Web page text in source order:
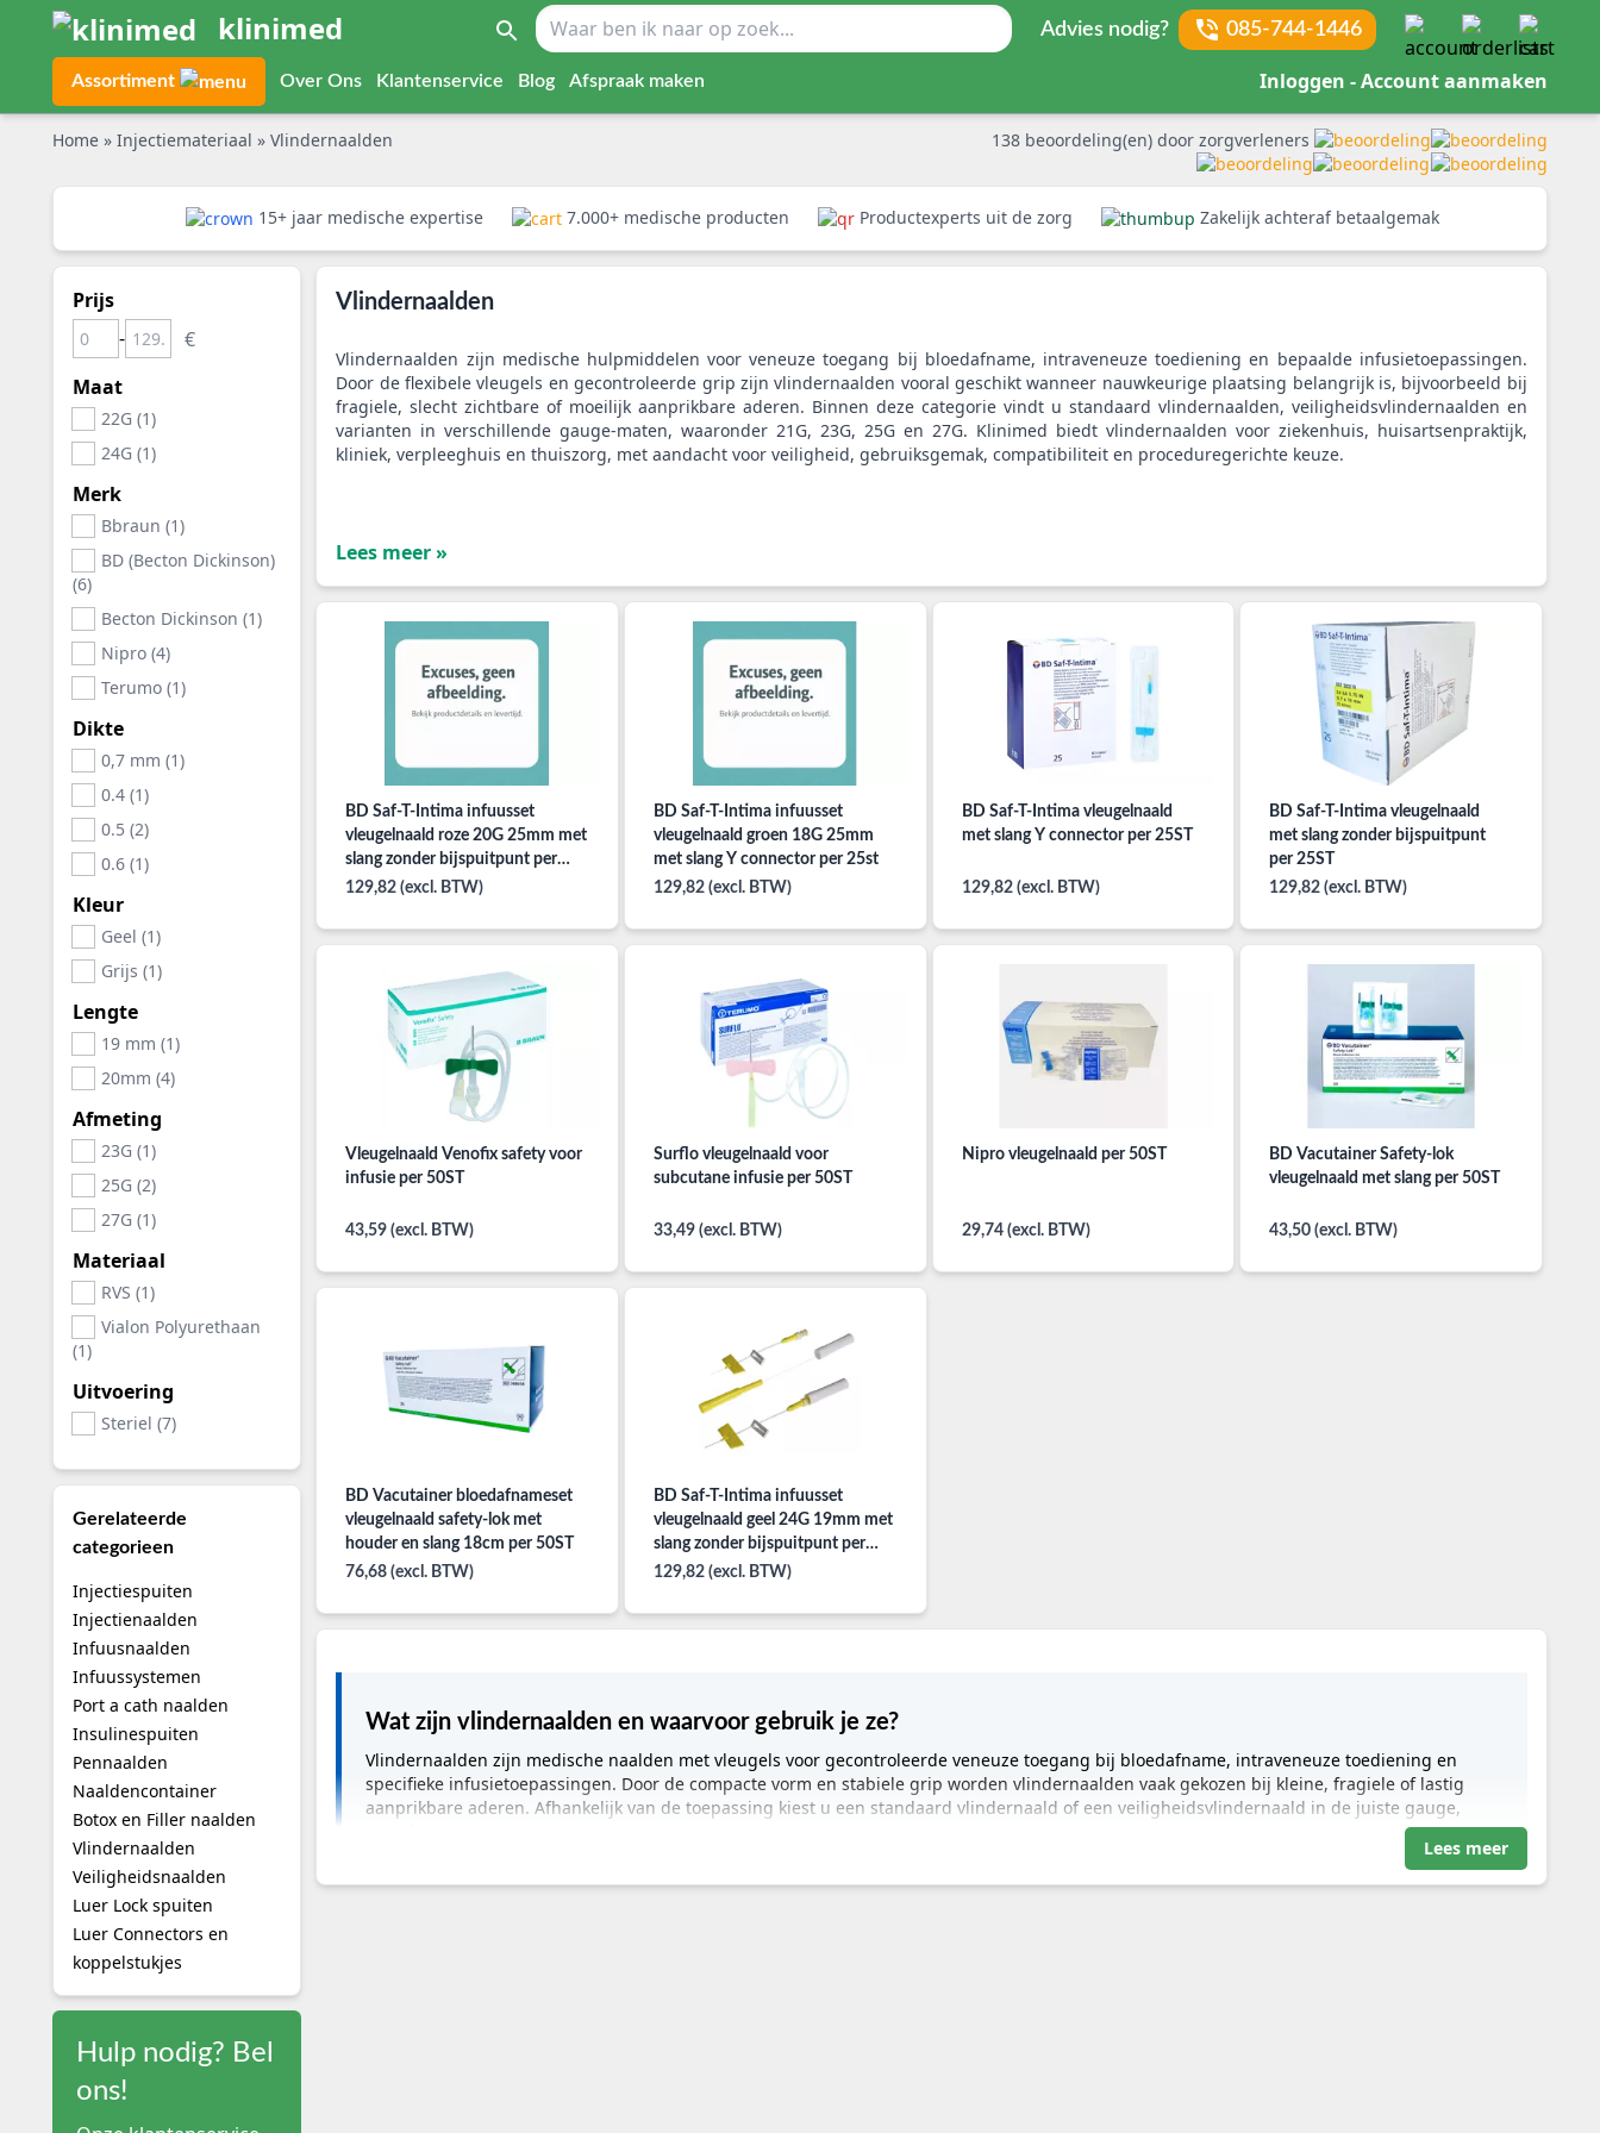
klinimed Advies nodig? 085-744-1446
Assortiment Over Ons Klantenservice Blog Afspraak maken Inloggen - Account aanmaken
Home » Injectiemateriaal » Vlindernaalden 138 beoordeling(en) door zorgverleners
15+ jaar medische expertise 7.000+ medische producten Productexperts uit de zorg Zakelijk achteraf betaalgemak
Prijs
-
Maat
22G (1)
24G (1)
Merk
Bbraun (1)
BD (Becton Dickinson)
(6)
Becton Dickinson (1)
Nipro (4)
Terumo (1)
Dikte
0,7 mm (1)
0.4 (1)
0.5 (2)
0.6 (1)
Kleur
Geel (1)
Grijs (1)
Lengte
19 mm (1)
20mm (4)
Afmeting
23G (1)
25G (2)
27G (1)
Materiaal
RVS (1)
Vialon Polyurethaan
(1)
Uitvoering
Steriel (7)
Gerelateerde
categorieen
Injectiespuiten
Injectienaalden
Infuusnaalden
Infuussystemen
Port a cath naalden
Insulinespuiten
Pennaalden
Naaldencontainer
Botox en Filler naalden
Vlindernaalden
Veiligheidsnaalden
Luer Lock spuiten
Luer Connectors en
koppelstukjes
Hulp nodig? Bel
ons!
Vlindernaalden
Vlindernaalden zijn medische hulpmiddelen voor veneuze toegang bij bloedafname, intraveneuze toediening en bepaalde infusietoepassingen.
Door de flexibele vleugels en gecontroleerde grip zijn vlindernaalden vooral geschikt wanneer nauwkeurige plaatsing belangrijk is, bijvoorbeeld bij
fragiele, slecht zichtbare of moeilijk aanprikbare aderen. Binnen deze categorie vindt u standaard vlindernaalden, veiligheidsvlindernaalden en
varianten in verschillende gauge-maten, waaronder 21G, 23G, 25G en 27G. Klinimed biedt vlindernaalden voor ziekenhuis, huisartsenpraktijk,
kliniek, verpleeghuis en thuiszorg, met aandacht voor veiligheid, gebruiksgemak, compatibiliteit en proceduregerichte keuze.
Lees meer »
BD Saf-T-Intima infuusset
vleugelnaald roze 20G 25mm met
slang zonder bijspuitpunt per
25ST
129,82 (excl. BTW)
BD Saf-T-Intima infuusset
vleugelnaald groen 18G 25mm
met slang Y connector per 25st
129,82 (excl. BTW)
BD Saf-T-Intima vleugelnaald
met slang Y connector per 25ST
129,82 (excl. BTW)
BD Saf-T-Intima vleugelnaald
met slang zonder bijspuitpunt
per 25ST
129,82 (excl. BTW)
Vleugelnaald Venofix safety voor
infusie per 50ST
43,59 (excl. BTW)
Surflo vleugelnaald voor
subcutane infusie per 50ST
33,49 (excl. BTW)
Nipro vleugelnaald per 50ST
29,74 (excl. BTW)
BD Vacutainer Safety-lok
vleugelnaald met slang per 50ST
43,50 (excl. BTW)
BD Vacutainer bloedafnameset
vleugelnaald safety-lok met
houder en slang 18cm per 50ST
76,68 (excl. BTW)
BD Saf-T-Intima infuusset
vleugelnaald geel 24G 19mm met
slang zonder bijspuitpunt per
25ST
129,82 (excl. BTW)
Wat zijn vlindernaalden en waarvoor gebruik je ze?
Vlindernaalden zijn medische naalden met vleugels voor gecontroleerde veneuze toegang bij bloedafname, intraveneuze toediening en
specifieke infusietoepassingen. Door de compacte vorm en stabiele grip worden vlindernaalden vaak gekozen bij kleine, fragiele of lastig
aanprikbare aderen. Afhankelijk van de toepassing kiest u een standaard vlindernaald of een veiligheidsvlindernaald in de juiste gauge,
Lees meer